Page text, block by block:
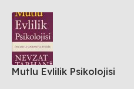
Mutlu Evlilik Psikolojisi